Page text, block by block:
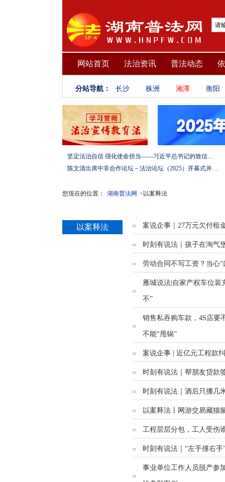
网站首页 法治资讯 普法动态
分站导航： 长沙 株洲 湘潭 衡阳
坚定法治自信 强化使命担当——习近平总书记的致信激励法学法律工作者投身全面依法治国伟大实践
陈文清出席中非合作论坛－法治论坛（2025）开幕式并在湖南调研
您现在的位置： 湖南普法网 >以案释法
以案释法 案说企事｜27万元欠付租
时刻有说法｜孩子在淘气
劳动合同不写工资？当心“
雁城说法|自家产权车位装
不”
销售私吞购车款，4S店要
不能“甩锅”
案说企事 | 近亿元工程款
时刻有说法｜帮朋友贷款
时刻有说法｜酒后只挪几
以案释法丨网游交易藏猫
工程层层分包，工人受伤
时刻有说法｜“左手撞右
事业单位工作人员脱产参